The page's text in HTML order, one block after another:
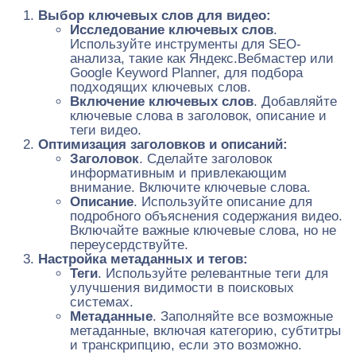
Выбор ключевых слов для видео:
Исследование ключевых слов.
Используйте инструменты для SEO-
анализа, такие как Яндекс.Вебмастер или
Google Keyword Planner, для подбора
подходящих ключевых слов.
Включение ключевых слов. Добавляйте
ключевые слова в заголовок, описание и
теги видео.
Оптимизация заголовков и описаний:
Заголовок. Сделайте заголовок
информативным и привлекающим
внимание. Включите ключевые слова.
Описание. Используйте описание для
подробного объяснения содержания видео.
Включайте важные ключевые слова, но не
переусердствуйте.
Настройка метаданных и тегов:
Теги. Используйте релевантные теги для
улучшения видимости в поисковых
системах.
Метаданные. Заполняйте все возможные
метаданные, включая категорию, субтитры
и транскрипцию, если это возможно.